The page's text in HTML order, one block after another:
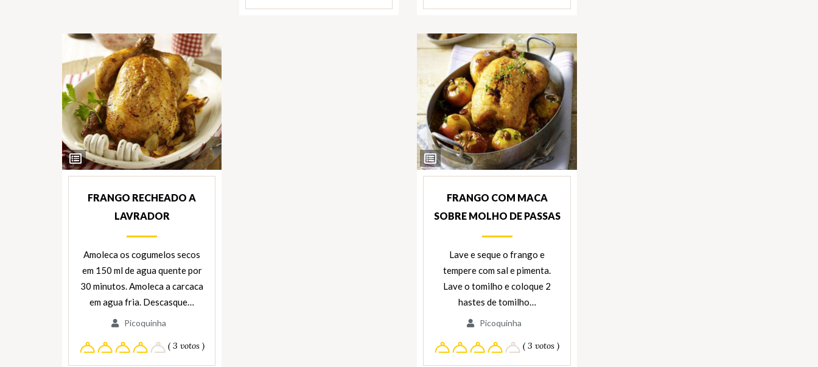
Ver
Ingredientes
FRANGO RECHEADO A
LAVRADOR
Amoleca os cogumelos secos
em 150 ml de agua quente por
30 minutos. Amoleca a carcaca
em agua fria. Descasque…
Picoquinha
( 3 votos )
Ver
Ingredientes
FRANGO COM MACA
SOBRE MOLHO DE PASSAS
Lave e seque o frango e
tempere com sal e pimenta.
Lave o tomilho e coloque 2
hastes de tomilho…
Picoquinha
( 3 votos )